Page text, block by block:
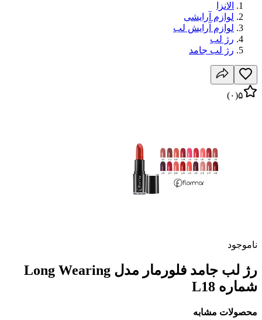
الانزا
لوازم آرایشی
لوازم آرایش لب
رژ لب
رژ لب جامد
۵(۰)
ناموجود
رژ لب جامد فلورمار مدل Long Wearing
شماره L18
محصولات مشابه